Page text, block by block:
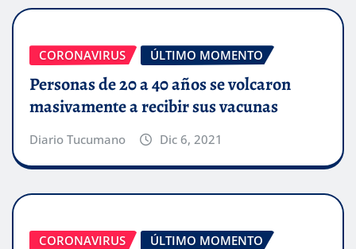
CORONAVIRUS ÚLTIMO MOMENTO
Personas de 20 a 40 años se volcaron
masivamente a recibir sus vacunas
Diario Tucumano Dic 6, 2021
CORONAVIRUS ÚLTIMO MOMENTO